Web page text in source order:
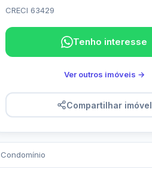
CRECI 63429
Tenho interesse
Ver outros imóveis →
Compartilhar imóvel
Condomínio